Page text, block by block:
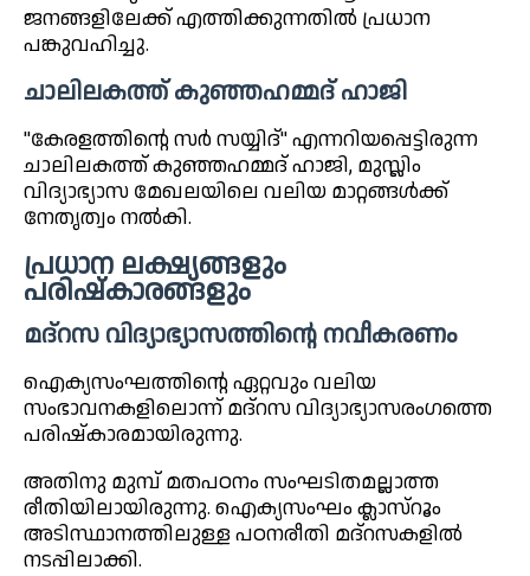
ജനങ്ങളിലേക്ക് എത്തിക്കുന്നതിൽ പ്രധാന
പങ്കുവഹിച്ചു.
ചാലിലകത്ത് കുഞ്ഞഹമ്മദ് ഹാജി
"കേരളത്തിന്റെ സർ സയ്യിദ്" എന്നറിയപ്പെട്ടിരുന്ന
ചാലിലകത്ത് കുഞ്ഞഹമ്മദ് ഹാജി, മുസ്ലിം
വിദ്യാഭ്യാസ മേഖലയിലെ വലിയ മാറ്റങ്ങൾക്ക്
നേതൃത്വം നൽകി.
പ്രധാന ലക്ഷ്യങ്ങളും
പരിഷ്കാരങ്ങളും
മദ്റസ വിദ്യാഭ്യാസത്തിന്റെ നവീകരണം
ഐക്യസംഘത്തിന്റെ ഏറ്റവും വലിയ
സംഭാവനകളിലൊന്ന് മദ്റസ വിദ്യാഭ്യാസരംഗത്തെ
പരിഷ്കാരമായിരുന്നു.
അതിനു മുമ്പ് മതപഠനം സംഘടിതമല്ലാത്ത
രീതിയിലായിരുന്നു. ഐക്യസംഘം ക്ലാസ്‌റൂം
അടിസ്ഥാനത്തിലുള്ള പഠനരീതി മദ്റസകളിൽ
നടപ്പിലാക്കി.